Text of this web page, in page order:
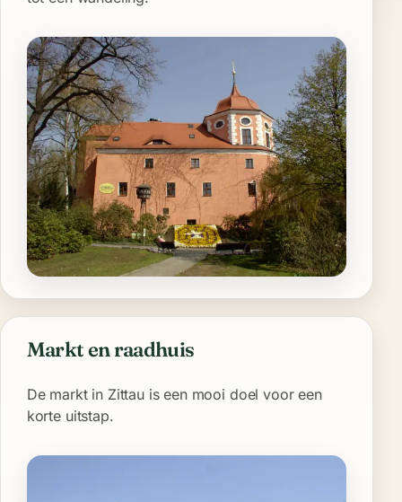
Markt en raadhuis
De markt in Zittau is een mooi doel voor een
korte uitstap.